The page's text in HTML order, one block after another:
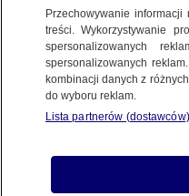
14.03.2023, 12:24
Udostępnij
Przechowywanie
treści. Wykorzystywanie
spersonalizowanych
spersonalizowanych
kombinacji danych z
do wyboru reklam.
Lista partnerów (dostawców)